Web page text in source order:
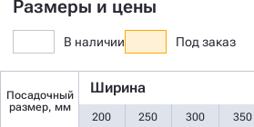
Размеры и цены
В наличии Под заказ
Посадочный
размер, мм
Ширина
200 250 300 350